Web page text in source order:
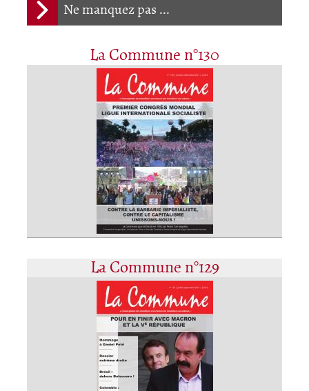
Ne manquez pas ...
La Commune n°130
La Commune n°129